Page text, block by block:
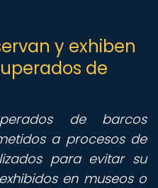
y exhiben
de
de barcos
a procesos de
para evitar su
en museos o